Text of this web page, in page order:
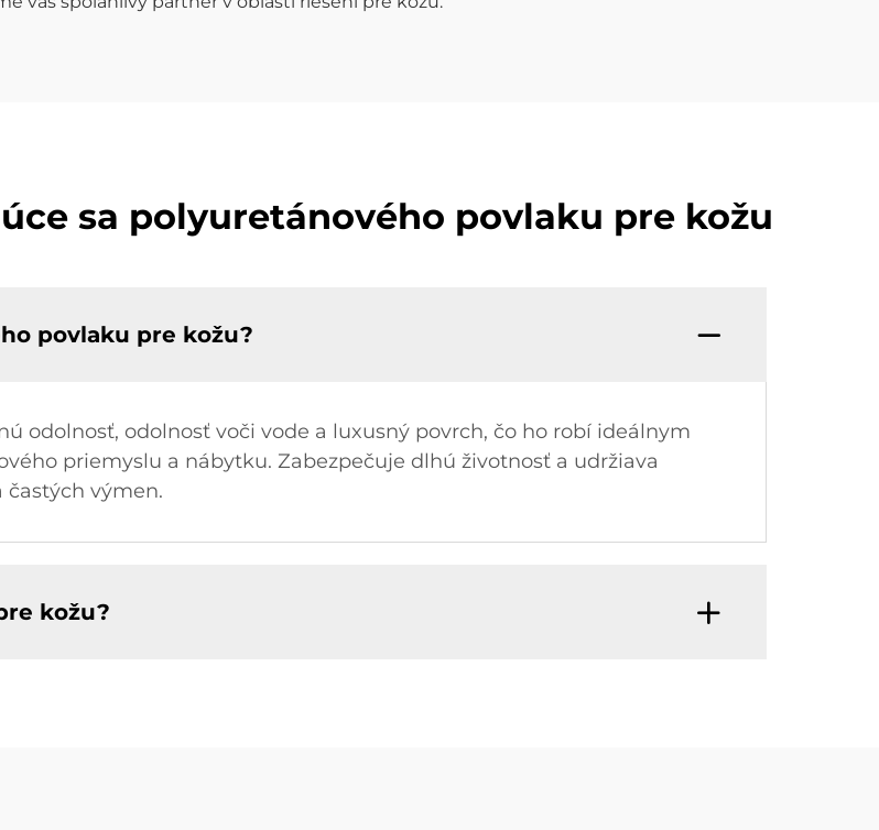
sa polyuretánového povlaku pre kožu
povlaku pre kožu?
odolnosť, odolnosť voči vode a luxusný povrch, čo ho robí ideálnym
priemyslu a nábytku. Zabezpečuje dlhú životnosť a udržiava
častých výmen.
kožu?